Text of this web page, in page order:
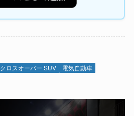
クロスオーバー SUV
電気自動車